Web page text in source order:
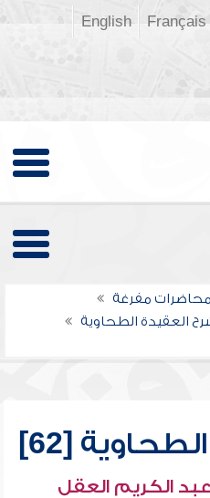
Français
English
محاضرات مفرغة
العقيدة الطحاوية
[62]
الكريم العقل